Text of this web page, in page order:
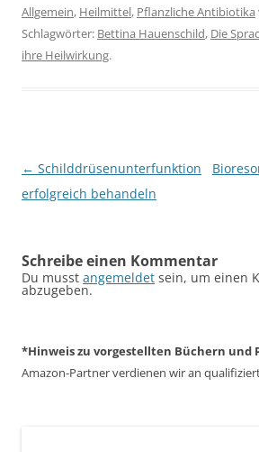
Allgemein, Heilmittel, Pflanzliche Antibiotika
Schlagwörter: Bettina Hauenschild, Die
ihre Heilwirkung.
Beitragsnavigation
← Schilddrüsenunterfunktion
erfolgreich behandeln
Schreibe einen Kommentar
Du musst angemeldet sein, um einen
abzugeben.
*Hinweis zu vorgestellten Büchern und
Amazon-Partner verdienen wir an